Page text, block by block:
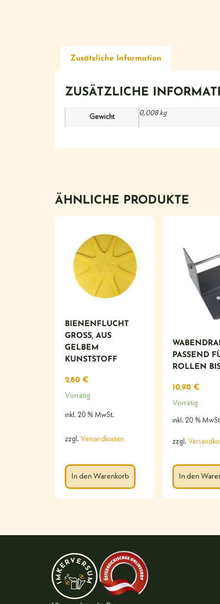
Zusätzliche Information
ZUSÄTZLICHE
Gewicht
0,008 kg
ÄHNLICHE PRODUKTE
BIENENFLUCHT
GROSS, AUS G
ELBEM K
UNSTSTOFF
2,80 €
Vorrätig
inkl. 20 % MwSt.
zzgl. Versandkosten
In den Warenkorb
PASSEND
ROLLEN
10,90€
Vorrätig
inkl. 20 %
zzgl.
In den